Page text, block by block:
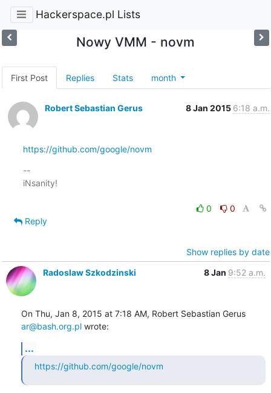
Hackerspace.pl Lists
Nowy VMM - novm
First Post Replies Stats month
Robert Sebastian Gerus 8 Jan 2015 6:18 a.m.
https://github.com/google/novm
--
iNsanity!
0
0
Reply
Show replies by date
Radoslaw Szkodzinski
8 Jan 9:52 a.m.
On Thu, Jan 8, 2015 at 7:18 AM, Robert Sebastian Gerus
ar@bash.org.pl wrote:
...
https://github.com/google/novm